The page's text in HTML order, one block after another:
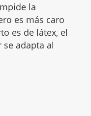
la
es más caro
es de látex, el
adapta al